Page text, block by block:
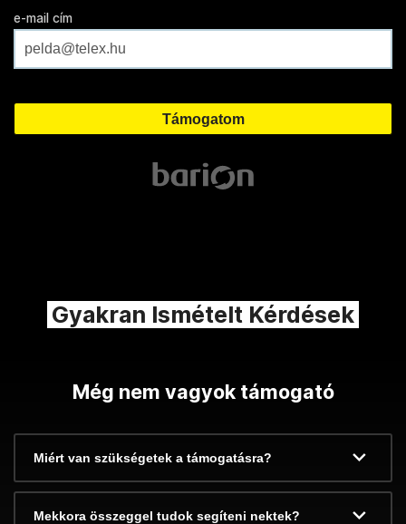
e-mail cím
Gyakran Ismételt Kérdések
Még nem vagyok támogató
Miért van szükségetek a támogatásra?
Mekkora összeggel tudok segíteni nektek?